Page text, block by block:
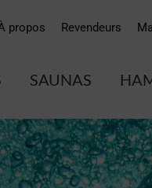
propos Revendeurs
SAUNAS